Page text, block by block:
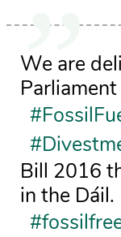
We are
Bill 2016
in the Dáil.